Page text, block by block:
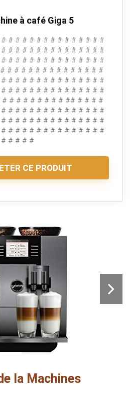
à café Giga 5
# # # # # # # # # # # # # #
# # # # # # # # # # # # # #
# # # # # # # # # # # # # #
# # # # # # # # # # # # # #
# # # # # # # # # # # # # #
# # # # # # # # # # # # # #
# # # # # # # # ## # # # #
# # # # # # # # # # # # # #
# # # # # # # # # # # # # #
# # # # # # # # # # # # # #
# # # # #
CE PRODUIT
la Machines